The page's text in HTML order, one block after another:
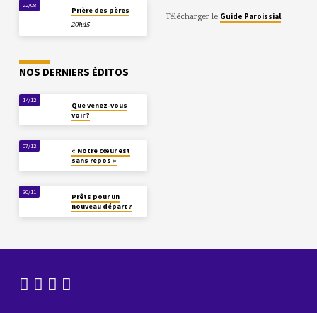
22/08
Prière des pères
20h45
Télécharger le Guide Paroissial
NOS DERNIERS ÉDITOS
14/12
Que venez-vous
voir ?
07/12
« Notre cœur est
sans repos »
30/11
Prêts pour un
nouveau départ ?